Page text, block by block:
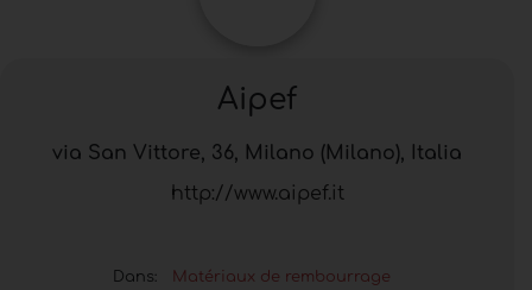
Aipef
via San Vittore, 36, Milano (Milano), Italia
http://www.aipef.it
Dans: Matériaux de rembourrage